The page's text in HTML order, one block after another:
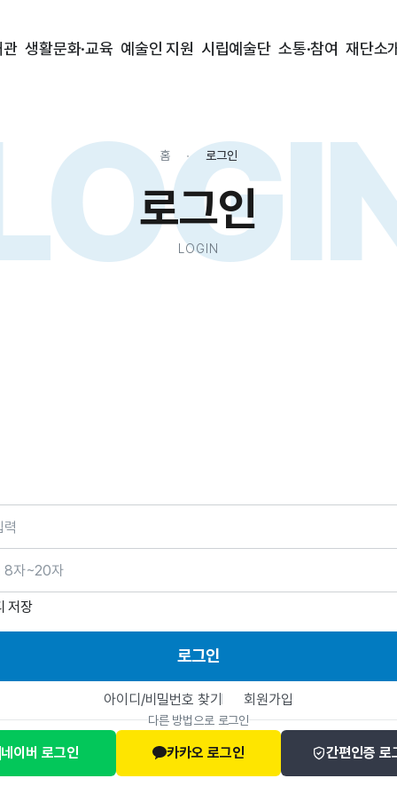
관 생활문화·교육 예술인 지원 시립예술단 소통·참여 재단소
홈 로그인
로그인
LOGIN
저장
로그인
아이디/비밀번호 찾기 회원가입
다른 방법으로 로그인
네이버 로그인 카카오 로그인 간편인증 로